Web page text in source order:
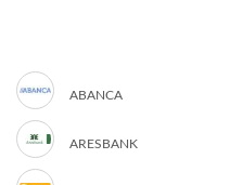
ABANCA
ARESBANK